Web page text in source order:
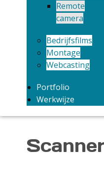
Remote
camera
Bedrijfsfilms
Montage
Webcasting
Portfolio
Werkwijze